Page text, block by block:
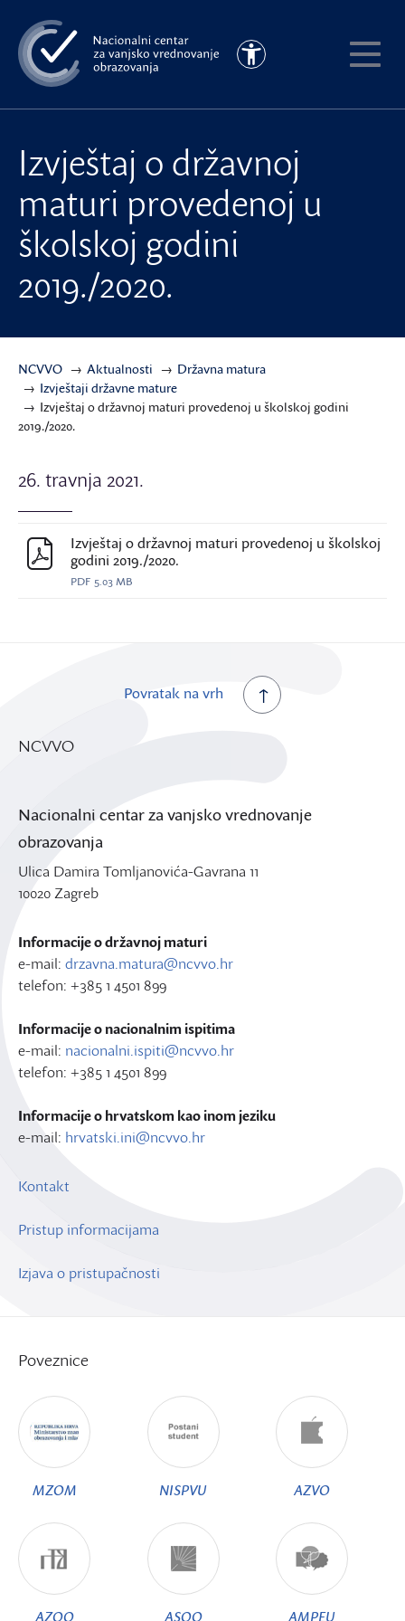
na
glavni
sadržaj
Pristupačnost
Izvještaj o državnoj
maturi provedenoj u
školskoj godini
2019./2020.
NCVVO Aktualnosti
Državna matura
Izvještaji državne mature
Izvještaj o državnoj maturi provedenoj u školskoj godini
2019./2020.
26. travnja 2021.
Izvještaj o državnoj maturi provedenoj u školskoj
godini 2019./2020.
PDF 5.03 MB
Povratak na vrh
NCVVO
Nacionalni centar za vanjsko vrednovanje
obrazovanja
Ulica Damira Tomljanovića-Gavrana 11
10020 Zagreb
Informacije o državnoj maturi
e-mail: drzavna.matura@ncvvo.hr
telefon: +385 1 4501 899
Informacije o nacionalnim ispitima
e-mail: nacionalni.ispiti@ncvvo.hr
telefon: +385 1 4501 899
Informacije o hrvatskom kao inom jeziku
e-mail: hrvatski.ini@ncvvo.hr
Kontakt
Pristup informacijama
Izjava o pristupačnosti
Poveznice
MZOM NISPVU AZVO
AZOO ASOO AMPEU